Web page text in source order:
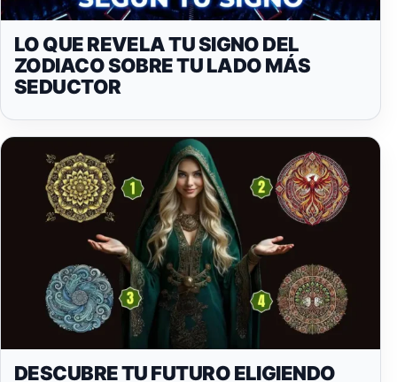
LO QUE REVELA TU SIGNO DEL
ZODIACO SOBRE TU LADO MÁS
SEDUCTOR
DESCUBRE TU FUTURO ELIGIENDO